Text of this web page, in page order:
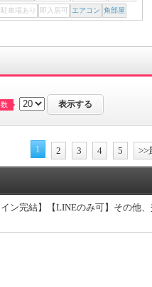
駐車場あり 即入居可 エアコン 角部屋
1 2 3 4 5 >>
ン完結】【LINEのみ可】その他